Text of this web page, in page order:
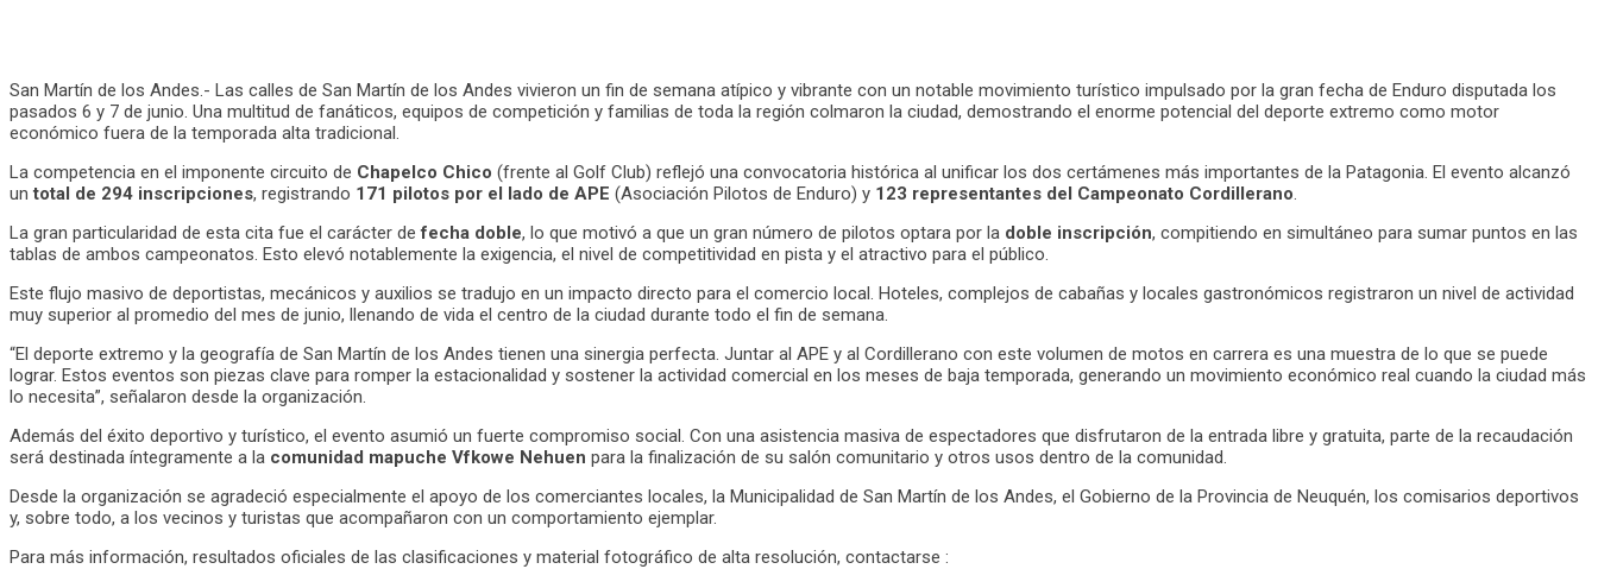
San Martín de los Andes.- Las calles de San Martín de los Andes vivieron un fin de semana atípico y vibrante con un notable movimiento turístico impulsado por la gran fecha de Enduro disputada los
pasados 6 y 7 de junio. Una multitud de fanáticos, equipos de competición y familias de toda la región colmaron la ciudad, demostrando el enorme potencial del deporte extremo como motor
económico fuera de la temporada alta tradicional.
La competencia en el imponente circuito de Chapelco Chico (frente al Golf Club) reflejó una convocatoria histórica al unificar los dos certámenes más importantes de la Patagonia. El evento alcanzó
untotal de 294 inscripciones, registrando 171 pilotos por el lado de APE (Asociación Pilotos de Enduro) y 123 representantes del Campeonato Cordillerano
La gran particularidad de esta cita fue el carácter defecha doble, lo que motivó a que un gran número de pilotos optara por la doble inscripción, compitiendo en simultáneo para sumar puntos en las
tablas de ambos campeonatos. Esto elevó notablemente la exigencia, el nivel de competitividad en pista y el atractivo para el público.
Este flujo masivo de deportistas, mecánicos y auxilios se tradujo en un impacto directo para el comercio local. Hoteles, complejos de cabañas y locales gastronómicos registraron un nivel de actividad
muy superior al promedio del mes de junio, llenando de vida el centro de la ciudad durante todo el fin de semana.
“El deporte extremo y la geografía de San Martín de los Andes tienen una sinergia perfecta. Juntar al APE y al Cordillerano con este volumen de motos en carrera es una muestra de lo que se puede
lograr. Estos eventos son piezas clave para romper la estacionalidad y sostener la actividad comercial en los meses de baja temporada, generando un movimiento económico real cuando la ciudad más
lo necesita”, señalaron desde la organización.
Además del éxito deportivo y turístico, el evento asumió un fuerte compromiso social. Con una asistencia masiva de espectadores que disfrutaron de la entrada libre y gratuita, parte de la recaudación
será destinada íntegramente a la comunidad mapuche Vfkowe Nehuen para la finalización de su salón comunitario y otros usos dentro de la comunidad.
Desde la organización se agradeció especialmente el apoyo de los comerciantes locales, la Municipalidad de San Martín de los Andes, el Gobierno de la Provincia de Neuquén, los comisarios deportivos
y, sobre todo, a los vecinos y turistas que acompañaron con un comportamiento ejemplar.
Para más información, resultados oficiales de las clasificaciones y material fotográfico de alta resolución, contactarse :